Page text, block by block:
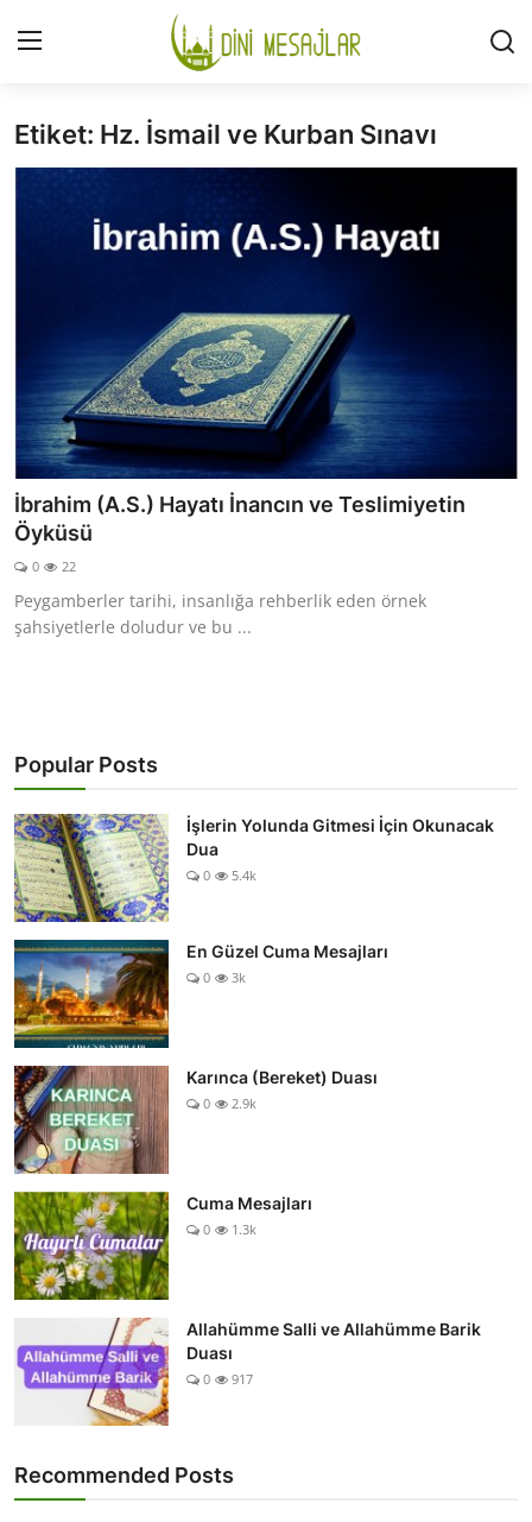
Giriş Kayıt Ol
DESTEKLİYORUM
SURELER
NAMAZ
DUALAR
KİMDİR?
DİNİ BİLGİLER
Etiket: Hz. İsmail ve Kurban Sınavı
İbrahim (A.S.) Hayatı İnancın ve Teslimiyetin
Öyküsü
0 22
Peygamberler tarihi, insanlığa rehberlik eden örnek
şahsiyetlerle doludur ve bu ...
Popular Posts
İşlerin Yolunda Gitmesi İçin Okunacak
Dua
0 5.4k
En Güzel Cuma Mesajları
0 3k
Karınca (Bereket) Duası
0 2.9k
Cuma Mesajları
0 1.3k
Allahümme Salli ve Allahümme Barik
Duası
0 917
Recommended Posts